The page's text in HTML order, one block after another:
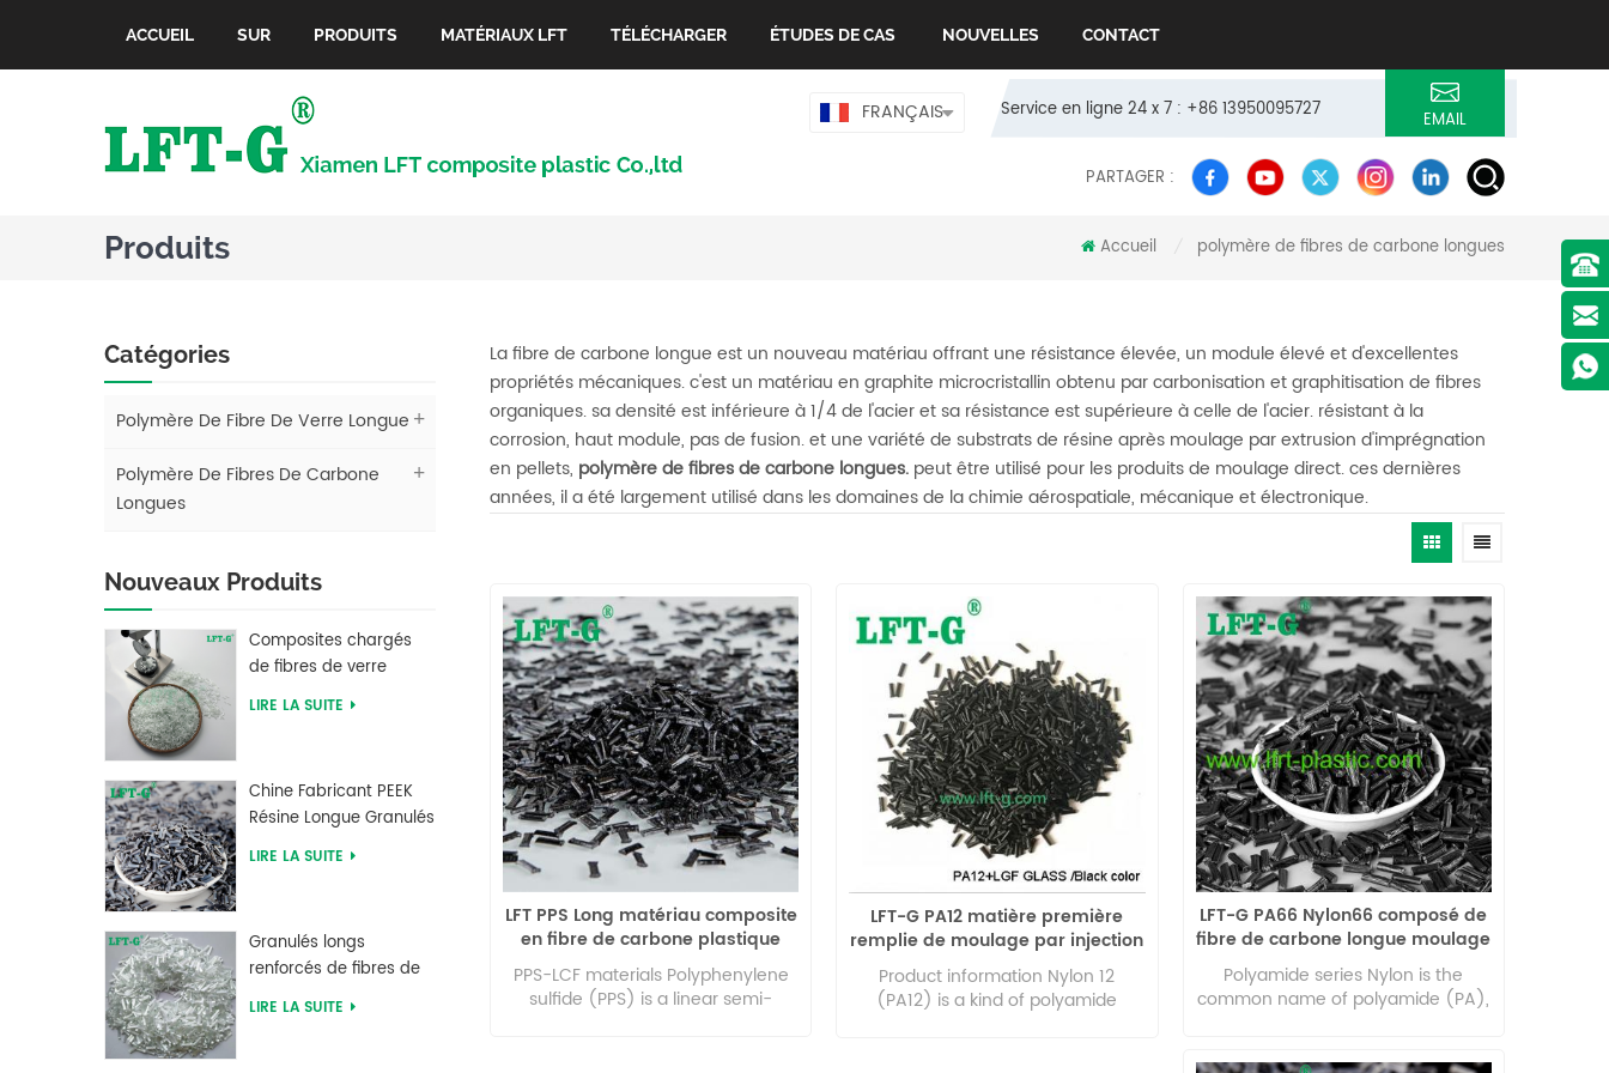
ACCUEIL SUR PRODUITS MATÉRIAUX LFT TÉLÉCHARGER ÉTUDES DE CAS NOUVELLES CONTACT
Service en ligne 24 x 7 : +86 13950095727 EMAIL
FRANÇAIS
PARTAGER :
Produits Accueil polymère de fibres de carbone longues
Catégories
Polymère De Fibre De Verre Longue
Polymère De Fibres De Carbone
Longues
Nouveaux Produits
Composites chargés
de fibres de verre
longues en
LIRE LA SUITE
Chine Fabricant PEEK
Résine Longue Granulés
Renforcés De Fibres De
LIRE LA SUITE
Granulés longs
renforcés de fibres de
verre PLA à acide
LIRE LA SUITE
La fibre de carbone longue est un nouveau matériau offrant une résistance élevée, un module élevé et d'excellentes
propriétés mécaniques. c'est un matériau en graphite microcristallin obtenu par carbonisation et graphitisation de fibres
organiques. sa densité est inférieure à 1/4 de l'acier et sa résistance est supérieure à celle de l'acier. résistant à la
corrosion, haut module, pas de fusion. et une variété de substrats de résine après moulage par extrusion d'imprégnation
en pellets, polymère de fibres de carbone longues. peut être utilisé pour les produits de moulage direct. ces dernières
années, il a été largement utilisé dans les domaines de la chimie aérospatiale, mécanique et électronique.
LFT PPS Long matériau composite
en fibre de carbone plastique
renforcé lcf haute ténacité pour
les voitures
PPS-LCF materials Polyphenylene
sulfide (PPS) is a linear semi-
LFT-G PA12 matière première
remplie de moulage par injection
haute performance en fibre de
carbone longue
Product information Nylon 12
(PA12) is a kind of polyamide
LFT-G PA66 Nylon66 composé de
fibre de carbone longue moulage
par injection de 20% à 60% plus
performant
Polyamide series Nylon is the
common name of polyamide (PA),